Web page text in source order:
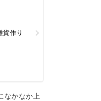
貨作り
なかなか上